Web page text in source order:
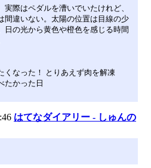
実際はペダルを漕いでいたけれど、
間違いない。太陽の位置は目線の少
日の光から黄色や橙色を感じる時間
くなった！ とりあえず肉を解凍
たかった日
はてなダイアリー - しゅんの